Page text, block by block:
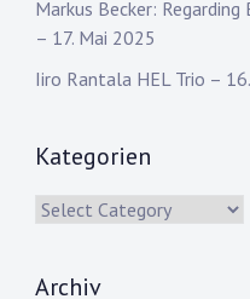
Markus Becker:
– 17. Mai 2025
Iiro Rantala HEL Trio –
Kategorien
Kategorien
Archiv